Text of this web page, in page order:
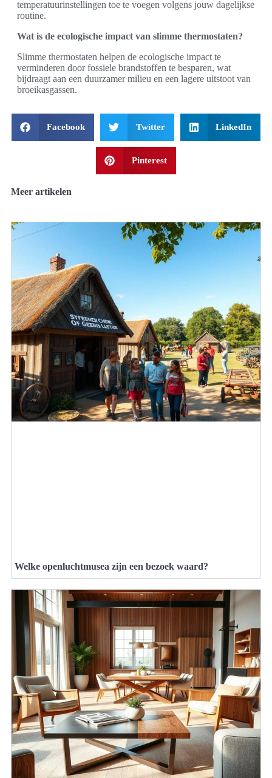
temperatuurinstellingen toe te voegen volgens jouw dagelijkse
routine.
Wat is de ecologische impact van slimme thermostaten?
Slimme thermostaten helpen de ecologische impact te
verminderen door fossiele brandstoffen te besparen, wat
bijdraagt aan een duurzamer milieu en een lagere uitstoot van
broeikasgassen.
Facebook Twitter LinkedIn
Pinterest
Meer artikelen
Welke openluchtmusea zijn een bezoek waard?